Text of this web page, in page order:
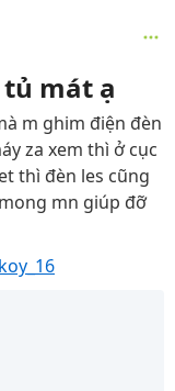
mát ạ
m ghim điện đèn
za xem thì ở cục
thì đèn les cũng
mn giúp đỡ